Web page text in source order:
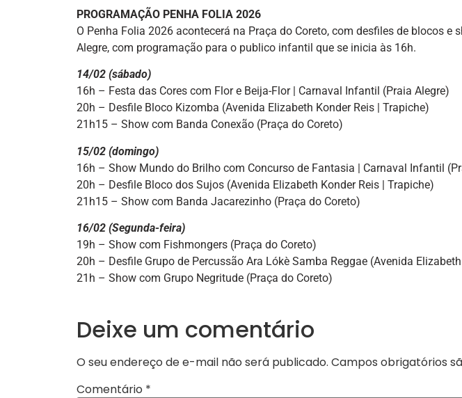
PROGRAMAÇÃO PENHA FOLIA 2026
O Penha Folia 2026 acontecerá na Praça do Coreto, com desfiles de blocos e
Alegre, com programação para o publico infantil que se inicia às 16h.
14/02 (sábado)
16h – Festa das Cores com Flor e Beija-Flor | Carnaval Infantil (Praia Alegre)
20h – Desfile Bloco Kizomba (Avenida Elizabeth Konder Reis | Trapiche)
21h15 – Show com Banda Conexão (Praça do Coreto)
15/02 (domingo)
16h – Show Mundo do Brilho com Concurso de Fantasia | Carnaval Infantil
20h – Desfile Bloco dos Sujos (Avenida Elizabeth Konder Reis | Trapiche)
21h15 – Show com Banda Jacarezinho (Praça do Coreto)
16/02 (Segunda-feira)
19h – Show com Fishmongers (Praça do Coreto)
20h – Desfile Grupo de Percussão Ara Lókè Samba Reggae (Avenida
21h – Show com Grupo Negritude (Praça do Coreto)
Deixe um comentário
O seu endereço de e-mail não será publicado. Campos obrigatórios
Comentário *